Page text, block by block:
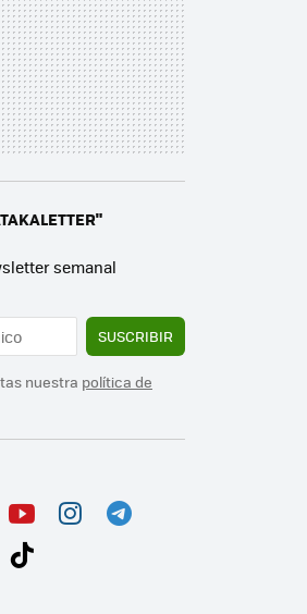
semanal
SUSCRIBIR
nuestra política de
You